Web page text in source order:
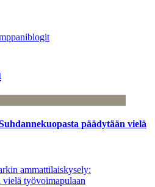
päädytään vielä
ammattilaiskysely:
vielä työvoimapulaan